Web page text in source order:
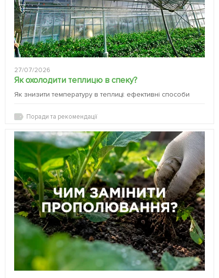
27/07/2026
Як охолодити теплицю в спеку?
Як знизити температуру в теплиці: ефективні способи
Поради та рекомендації